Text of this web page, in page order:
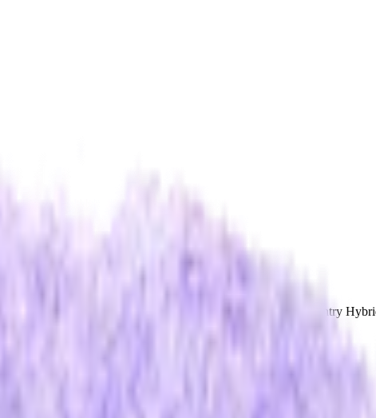
режущий 90 мм
Шерстяной круг полировальный Lake Country
Hybrid 58-423-1